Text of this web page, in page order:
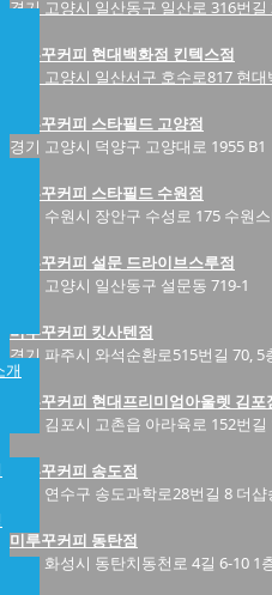
개
경기 고양시 일산동구 일산로 316번길
미루꾸커피 현대백화점 킨텍스점
경기 고양시 일산서구 호수로817 현
미루꾸커피 스타필드 고양점
경기 고양시 덕양구 고양대로 1955 B1
미루꾸커피 스타필드 수원점
경기 수원시 장안구 수성로 175 수원
미루꾸커피 설문 드라이브스루점
경기 고양시 일산동구 설문동 719-1
미루꾸커피 킷사텐점
경기 파주시 와석순환로515번길 70,
미루꾸커피 현대프리미엄아울렛 김포
경기 김포시 고촌읍 아라육로 152번
미루꾸커피 송도점
인천 연수구 송도과학로28번길 8 더
미루꾸커피 동탄점
경기 화성시 동탄치동천로 4길 6-10 1